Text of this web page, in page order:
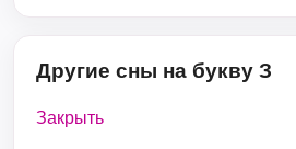
Другие сны на букву З
Закрыть